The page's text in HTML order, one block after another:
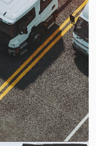
, Felszereltség:ABS,
zár,
multimédia
tükrök és
is) E-mail: Dcedpozr